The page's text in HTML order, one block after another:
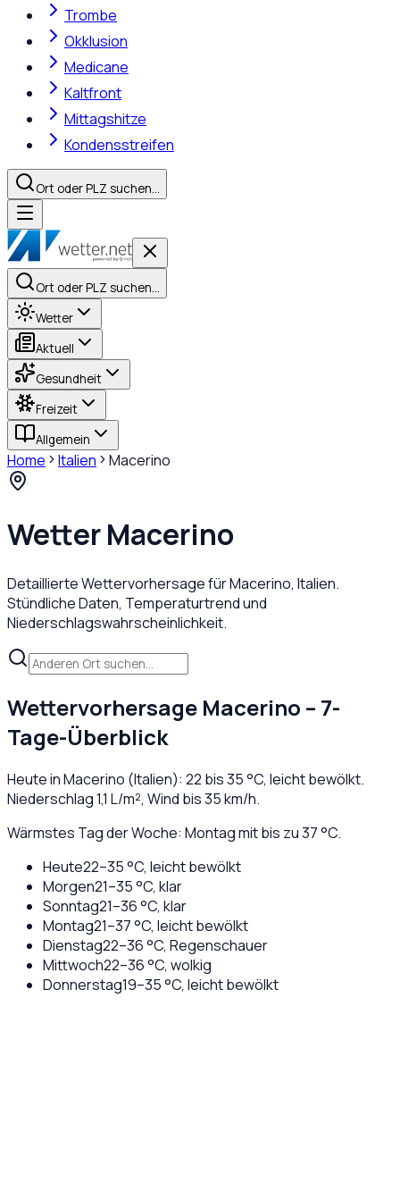
Trombe
Okklusion
Medicane
Kaltfront
Mittagshitze
Kondensstreifen
Ort oder PLZ suchen…
Ort oder PLZ suchen…
Wetter
Aktuell
Gesundheit
Freizeit
Allgemein
Home Italien Macerino
WetterMacerino
Detaillierte Wettervorhersage fürMacerino, Italien.
Stündliche Daten, Temperaturtrend und
Niederschlagswahrscheinlichkeit.
Wettervorhersage Macerino – 7-
Tage-Überblick
Heute inMacerino (Italien): 22 bis35°C, leicht bewölkt.
Niederschlag1,1 L/m², Wind bis35km/h.
Wärmstes Tag der Woche: Montag mit bis zu 37 °C.
Heute22–35°C, leicht bewölkt
Morgen21–35°C, klar
Sonntag21–36°C, klar
Montag21–37°C, leicht bewölkt
Dienstag22–36°C, Regenschauer
Mittwoch22–36°C, wolkig
Donnerstag19–35°C, leicht bewölkt